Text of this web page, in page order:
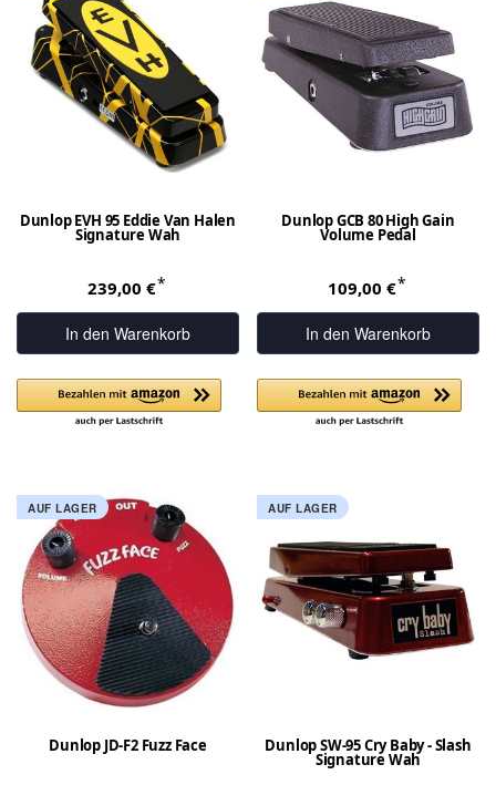
Dunlop EVH 95 Eddie Van Halen
Signature Wah
239,00 €*
In den Warenkorb
Dunlop GCB 80 High Gain
Volume Pedal
109,00 €*
In den Warenkorb
AUF LAGER
Dunlop JD-F2 Fuzz Face
AUF LAGER
Dunlop SW-95 Cry Baby - Slash
Signature Wah